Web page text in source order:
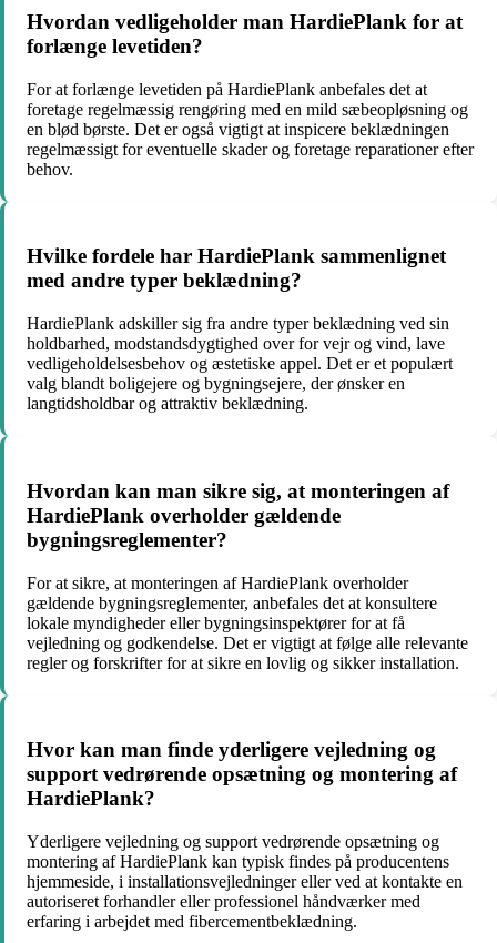
Hvordan vedligeholder man HardiePlank for at
forlænge levetiden?
For at forlænge levetiden på HardiePlank anbefales det at
foretage regelmæssig rengøring med en mild sæbeopløsning og
en blød børste. Det er også vigtigt at inspicere beklædningen
regelmæssigt for eventuelle skader og foretage reparationer efter
behov.
Hvilke fordele har HardiePlank sammenlignet
med andre typer beklædning?
HardiePlank adskiller sig fra andre typer beklædning ved sin
holdbarhed, modstandsdygtighed over for vejr og vind, lave
vedligeholdelsesbehov og æstetiske appel. Det er et populært
valg blandt boligejere og bygningsejere, der ønsker en
langtidsholdbar og attraktiv beklædning.
Hvordan kan man sikre sig, at monteringen af
HardiePlank overholder gældende
bygningsreglementer?
For at sikre, at monteringen af HardiePlank overholder
gældende bygningsreglementer, anbefales det at konsultere
lokale myndigheder eller bygningsinspektører for at få
vejledning og godkendelse. Det er vigtigt at følge alle relevante
regler og forskrifter for at sikre en lovlig og sikker installation.
Hvor kan man finde yderligere vejledning og
support vedrørende opsætning og montering af
HardiePlank?
Yderligere vejledning og support vedrørende opsætning og
montering af HardiePlank kan typisk findes på producentens
hjemmeside, i installationsvejledninger eller ved at kontakte en
autoriseret forhandler eller professionel håndværker med
erfaring i arbejdet med fibercementbeklædning.